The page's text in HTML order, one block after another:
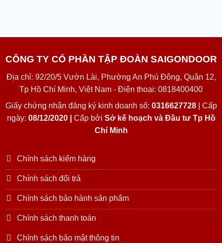
CÔNG TY CỔ PHẦN TẬP ĐOÀN SAIGONDOOR
Địa chỉ: 92/20/5 Vườn Lài, Phường An Phú Đông, Quận 12,
Tp Hồ Chí Minh, Việt Nam - Điện thoại: 0818400400
Giấy chứng nhận đăng ký kinh doanh số: 0316627728| Cấp
ngày: 08/12/2020 | Cấp bởi Sở kế hoạch và Đầu tư Tp Hồ
Chí Minh
Chính sách kiểm hàng
Chính sách đổi trả
Chính sách bảo hành sản phẩm
Chính sách thanh toán
Chính sách bảo mật thông tin